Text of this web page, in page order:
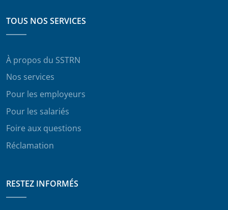
TOUS NOS SERVICES
À propos du SSTRN
Nos services
Pour les employeurs
Pour les salariés
Foire aux questions
Réclamation
RESTEZ INFORMÉS